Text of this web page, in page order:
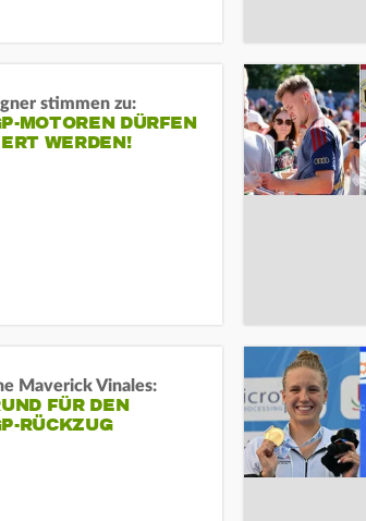
stimmen zu:
MOTOREN DÜRFEN
WERDEN!
Maverick Vinales:
FÜR DEN
RÜCKZUG